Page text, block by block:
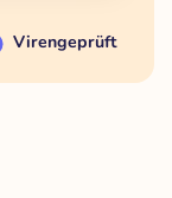
Virengeprüft